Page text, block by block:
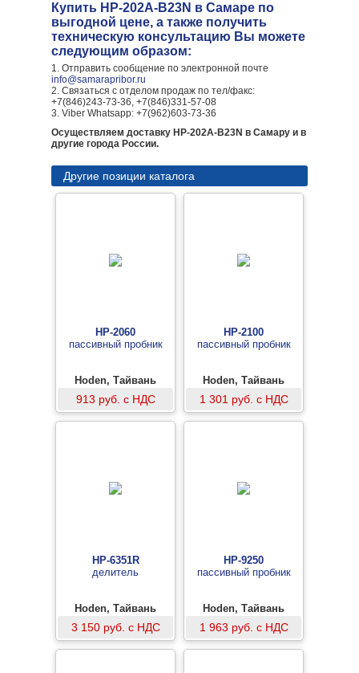
Купить HP-202A-B23N в Самаре по
выгодной цене, а также получить
техническую консультацию Вы можете
следующим образом:
1. Отправить сообщение по электронной почте
info@samarapribor.ru
2. Связаться с отделом продаж по тел/факс:
+7(846)243-73-36, +7(846)331-57-08
3. Viber Whatsapp: +7(962)603-73-36
Осуществляем доставку HP-202A-B23N в Самару и в
другие города России.
Другие позиции каталога
HP-2060
пассивный пробник
Hoden, Тайвань
913 руб. с НДС
HP-2100
пассивный пробник
Hoden, Тайвань
1 301 руб. с НДС
HP-6351R
делитель
Hoden, Тайвань
3 150 руб. с НДС
HP-9250
пассивный пробник
Hoden, Тайвань
1 963 руб. с НДС